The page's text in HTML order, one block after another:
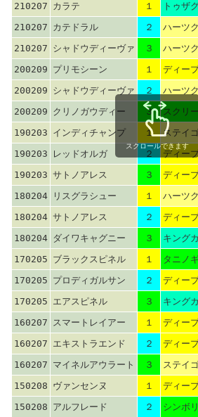
210207 カラテ １ トゥザ
210207 カテドラル ２ ハーツ
210207 シャドウディーヴァ ３ ハーツ
200209 プリモシーン １ ディー
200209 シャドウディーヴァ ２ ハーツ
200209 クリノガウディー ３ スクリ
190203 インディチャンプ １ ステイ
190203
レッドオルガ ２ ディー
190203 サトノアレス ３ ディー
180204
リスグラシュー １ ハーツ
180204 サトノアレス ２ ディー
180204 ダイワキャグニー ３ キング
170205 ブラックスピネル １ タニノ
170205 プロディガルサン ２ ディー
170205 エアスピネル ３ キング
160207 スマートレイアー １ ディー
160207 エキストラエンド ２ ディー
160207 マイネルアウラート ３ ステイ
150208 ヴァンセンヌ １ ディー
150208 アルフレード ２ シンボ
スクロールできます